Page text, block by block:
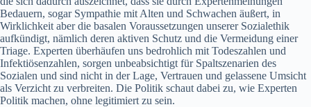
Bedauern, sogar Sympathie mit Alten und Schwachen äußert, in
Wirklichkeit aber die basalen Voraussetzungen unserer Sozialethik
aufkündigt, nämlich deren aktiven Schutz und die Vermeidung einer
Triage. Experten überhäufen uns bedrohlich mit Todeszahlen und
Infektiösenzahlen, sorgen unbeabsichtigt für Spaltszenarien des
Sozialen und sind nicht in der Lage, Vertrauen und gelassene Umsicht
als Verzicht zu verbreiten. Die Politik schaut dabei zu, wie Experten
Politik machen, ohne legitimiert zu sein.